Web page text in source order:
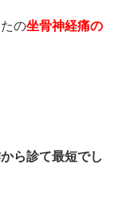
の坐骨神経痛の
ら診て最短でし